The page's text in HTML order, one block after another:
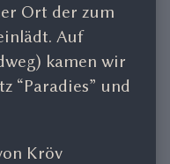
Ort der zum
Auf
kamen wir
“Paradies” und
Kröv